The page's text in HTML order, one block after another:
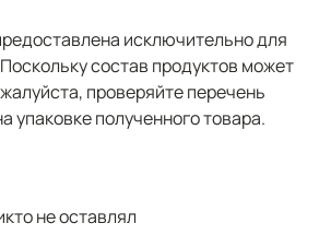
исключительно для
состав продуктов может
проверяйте перечень
упаковке полученного товара.
не оставлял